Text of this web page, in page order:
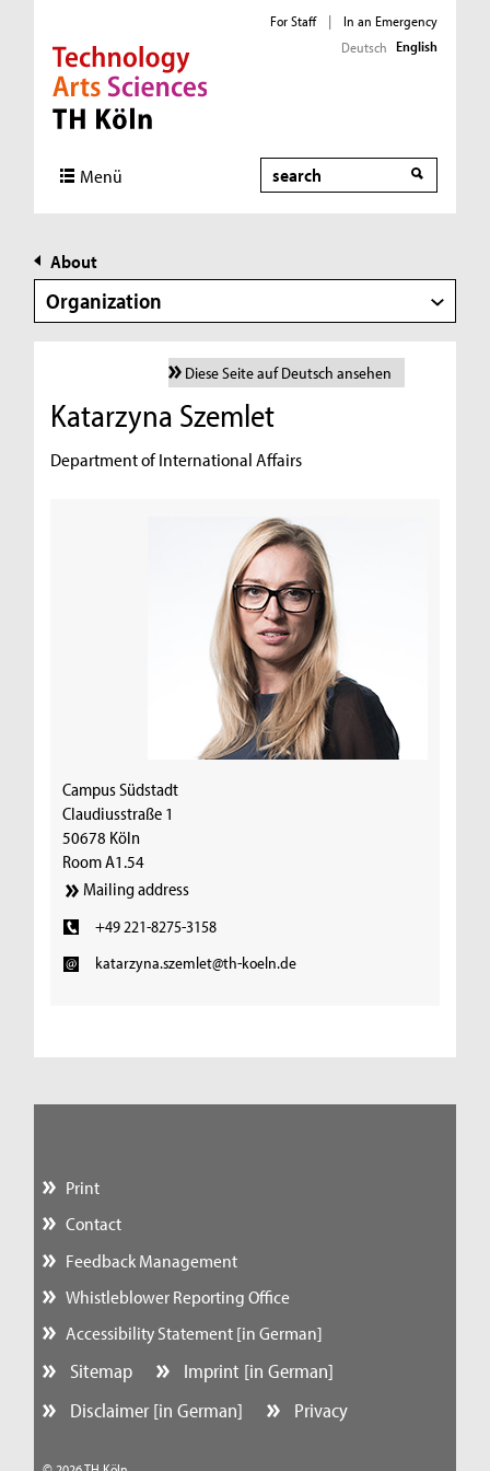
Direkt zur Hauptnavigation
Direkt zur Subnavigation
Direkt zum Inhalt
Direkt zum Fußbereich
For Staff |
In an Emergency
Deutsch English
Menü Search
About
Organization
Diese Seite auf Deutsch ansehen
Katarzyna Szemlet
Department of International Affairs
Campus Südstadt
Claudiusstraße 1
50678 Köln
Room A1.54
Mailing address
+49 221-8275-3158
katarzyna.szemlet@th-koeln.de
Print
Contact
Feedback Management
Whistleblower Reporting Office
Accessibility Statement [in German]
Sitemap
Imprint [in German]
Disclaimer [in German]
Privacy